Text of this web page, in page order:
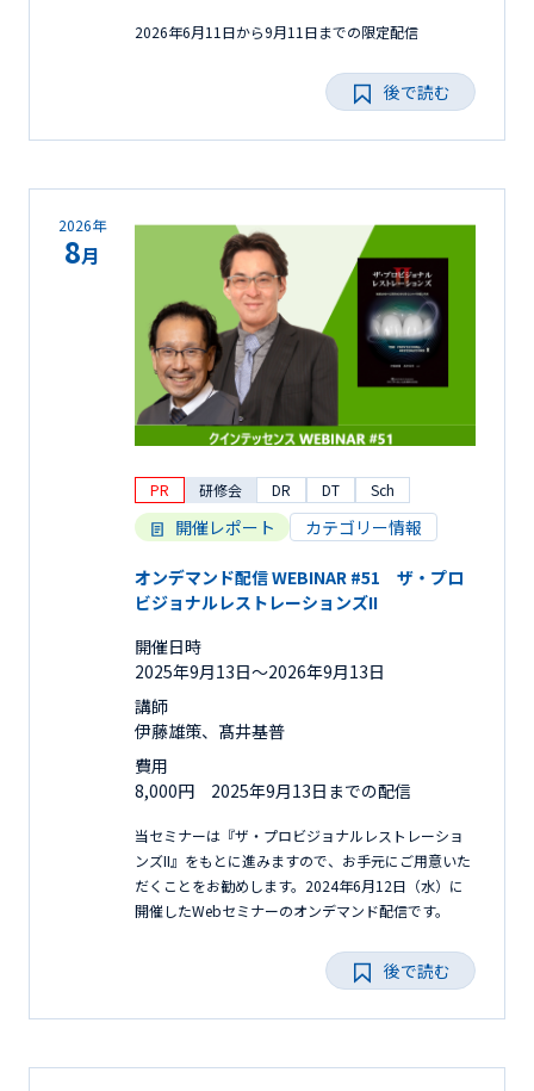
2026年6月11日から9月11日までの限定配信
後で読む
2026年
8月
PR 研修会 DR DT Sch
開催レポート カテゴリー情報
オンデマンド配信 WEBINAR #51 ザ・プロ
ビジョナルレストレーションズII
開催日時
2025年9月13日〜2026年9月13日
講師
伊藤雄策、髙井基普
費用
8,000円 2025年9月13日までの配信
当セミナーは『ザ・プロビジョナルレストレーショ
ンズII』をもとに進みますので、お手元にご用意いた
だくことをお勧めします。2024年6月12日（水）に
開催したWebセミナーのオンデマンド配信です。
後で読む